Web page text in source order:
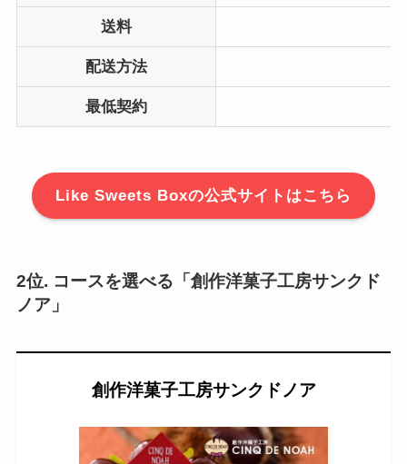
送料
配送方法
最低契約
Like Sweets Boxの公式サイトはこちら
2位. コースを選べる「創作洋菓子工房サンクド
ノア」
創作洋菓子工房サンクドノア